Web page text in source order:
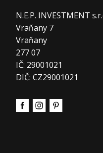
N.E.P. INVESTMENT
Vraňany 7
Vraňany
277 07
IČ: 29001021
DIČ: CZ29001021